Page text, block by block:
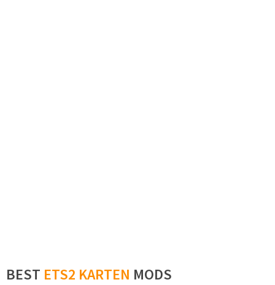
BEST ETS2 KARTEN MODS